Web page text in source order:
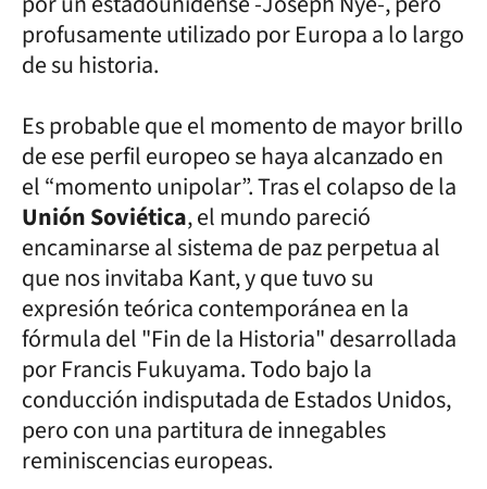
profusamente utilizado por Europa a lo largo
de su historia.
Es probable que el momento de mayor brillo
de ese perfil europeo se haya alcanzado en
el “momento unipolar”. Tras el colapso de la
Unión Soviética, el mundo pareció
encaminarse al sistema de paz perpetua al
que nos invitaba Kant, y que tuvo su
expresión teórica contemporánea en la
fórmula del "Fin de la Historia" desarrollada
por Francis Fukuyama. Todo bajo la
conducción indisputada de Estados Unidos,
pero con una partitura de innegables
reminiscencias europeas.